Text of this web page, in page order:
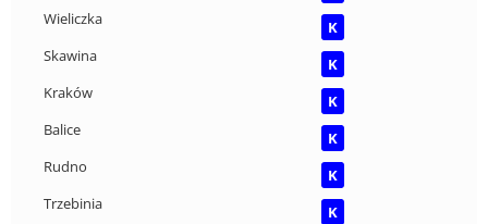
Wieliczka
K
Skawina
K
Kraków
K
Balice
K
Rudno
K
Trzebinia
K